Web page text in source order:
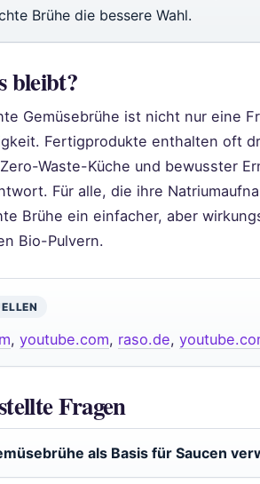
Brühe die bessere Wahl.
bleibt?
Gemüsebrühe ist nicht nur eine
Fertigprodukte enthalten oft
Waste-Küche und bewusster
Für alle, die ihre
Brühe ein einfacher, aber
Bio-Pulvern.
, youtube.com, raso.de,
Fragen
als Basis für Saucen